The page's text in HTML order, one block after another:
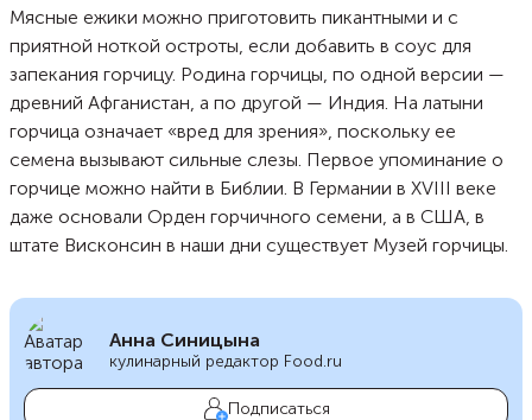
Мясные ежики можно приготовить пикантными и с
приятной ноткой остроты, если добавить в соус для
запекания горчицу. Родина горчицы, по одной версии —
древний Афганистан, а по другой — Индия. На латыни
горчица означает «вред для зрения», поскольку ее
семена вызывают сильные слезы. Первое упоминание о
горчице можно найти в Библии. В Германии в XVIII веке
даже основали Орден горчичного семени, а в США, в
штате Висконсин в наши дни существует Музей горчицы.
Анна Синицына
кулинарный редактор Food.ru
Подписаться